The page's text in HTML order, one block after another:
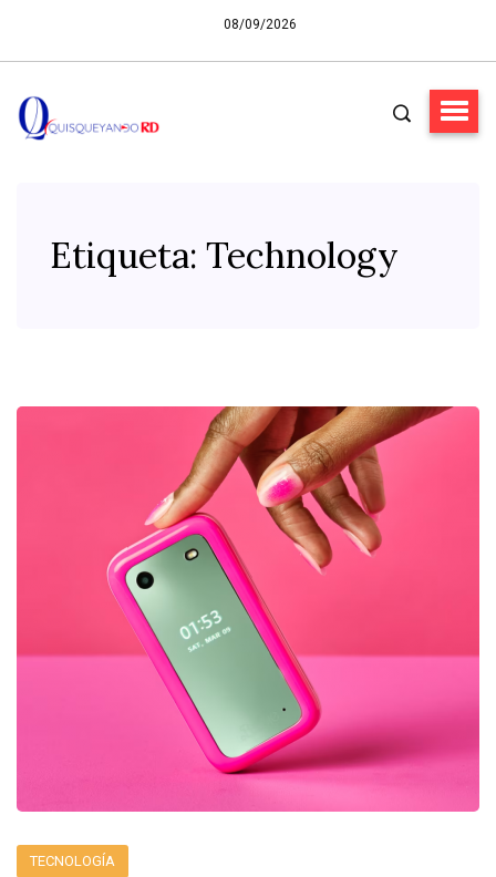
08/09/2026
Etiqueta: Technology
TECNOLOGÍA